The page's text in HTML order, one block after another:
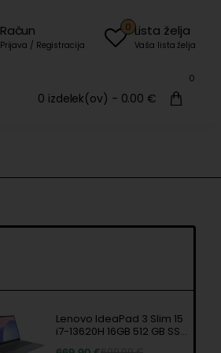
Račun
Prijava / Registracija
Lista želja
Vaša lista želja
0
0 izdelek(ov) - 0.00 €
0
Lenovo IdeaPad 3 Slim 15
i7-13620H 16GB 512 GB SSD